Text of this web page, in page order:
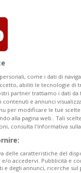
D'ITALIA
in...
come i dati di
abiliti le tecnologie di
partner trattiamo i dati da
contenuti e annunci
per modificare le tue
alla pagina web.. Tali
consulta l'Informativa
delle caratteristiche del
o accedervi. Pubblicità e
degli annunci, ricerche sul